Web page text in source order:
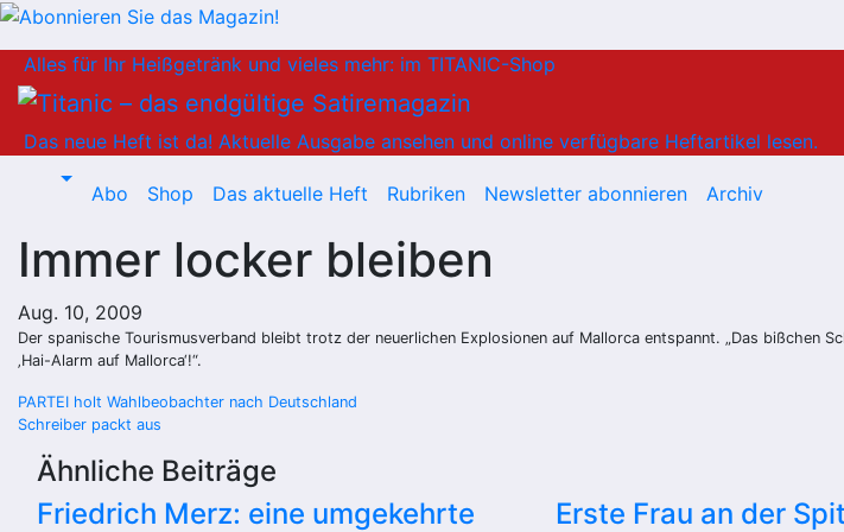
Inhalt
springen
Alles für Ihr Heißgetränk und vieles mehr: im TITANIC-Shop
Das neue Heft ist da! Aktuelle Ausgabe ansehen und online verfügbare Heftartikel lesen.
Abo Shop Das aktuelle Heft Rubriken Newsletter abonnieren Archiv
Immer locker bleiben
Aug. 10, 2009
Der spanische Tourismusverband bleibt trotz der neuerlichen Explosionen auf Mallorca entspannt. „Das bißchen
‚Hai-Alarm auf Mallorca‘!“.
Beitragsnavigation
PARTEI holt Wahlbeobachter nach Deutschland
Schreiber packt aus
Ähnliche Beiträge
Friedrich Merz: eine umgekehrte
Erste Frau an der